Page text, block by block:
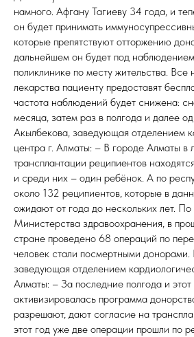
намного. Афгану Тагиеву 34 года, и
он будет принимать
которые препятствуют отторжению
дальнейшем он будет под
поликлинике по месту жительства.
лекарства пациенту предоставят
частота наблюдений будет снижена:
месяца, затем раз в полгода и далее
Акылбекова, заведующая отделением
центра г. Алматы: – В городе Алматы в
трансплантации реципиентов
и среди них – один ребёнок. А по
около 132 реципиентов, которые в
ожидают от года до нескольких лет.
Министерства здравоохранения, в
стране проведено 68 операций по
человек стали посмертными донорами.
заведующая отделением
Алматы: – За последние полгода и этот
активизировалась программа
разрешают, дают согласие на
этот год уже две операции прошли по